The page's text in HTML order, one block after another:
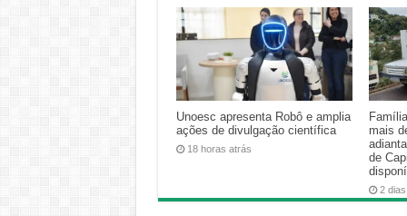
Unoesc apresenta Robô e amplia
ações de divulgação científica
18 horas atrás
mais
de
2